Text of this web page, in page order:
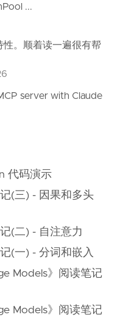
...
。顺着读一遍很有帮
server with Claude
代码演示
(三) - 因果和多头
(二) - 自注意力
(一) - 分词和嵌入
Models》阅读笔记
Models》阅读笔记